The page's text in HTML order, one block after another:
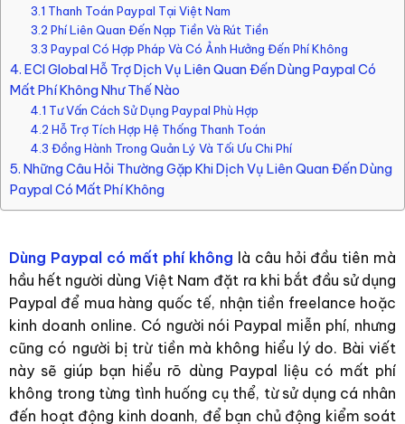
3.1 Thanh Toán Paypal Tại Việt Nam
3.2 Phí Liên Quan Đến Nạp Tiền Và Rút Tiền
3.3 Paypal Có Hợp Pháp Và Có Ảnh Hưởng Đến Phí Không
4. ECI Global Hỗ Trợ Dịch Vụ Liên Quan Đến Dùng Paypal Có
Mất Phí Không Như Thế Nào
4.1 Tư Vấn Cách Sử Dụng Paypal Phù Hợp
4.2 Hỗ Trợ Tích Hợp Hệ Thống Thanh Toán
4.3 Đồng Hành Trong Quản Lý Và Tối Ưu Chi Phí
5. Những Câu Hỏi Thường Gặp Khi Dịch Vụ Liên Quan Đến Dùng
Paypal Có Mất Phí Không
Dùng Paypal có mất phí không là câu hỏi đầu tiên mà
hầu hết người dùng Việt Nam đặt ra khi bắt đầu sử dụng
Paypal để mua hàng quốc tế, nhận tiền freelance hoặc
kinh doanh online. Có người nói Paypal miễn phí, nhưng
cũng có người bị trừ tiền mà không hiểu lý do. Bài viết
này sẽ giúp bạn hiểu rõ dùng Paypal liệu có mất phí
không trong từng tình huống cụ thể, từ sử dụng cá nhân
đến hoạt động kinh doanh, để bạn chủ động kiểm soát